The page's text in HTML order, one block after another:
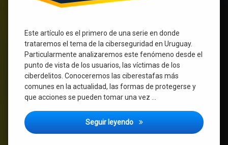
Este artículo es el primero de una serie en donde
trataremos el tema de la ciberseguridad en Uruguay.
Particularmente analizaremos este fenómeno desde el
punto de vista de los usuarios, las víctimas de los
ciberdelitos. Conoceremos las ciberestafas más
comunes en la actualidad, las formas de protegerse y
que acciones se pueden tomar una vez …
Seguir leyendo Ciberdelitos en Uruguay,